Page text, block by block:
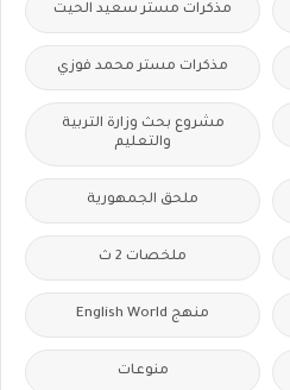
مذكرات مستر سعيد الحيت
مذكرات مستر محمد فوزي
مشروع بحث وزارة التربية
والتعليم
ملحق الجمهورية
ملخصات 2 ث
منهج English World
منوعات